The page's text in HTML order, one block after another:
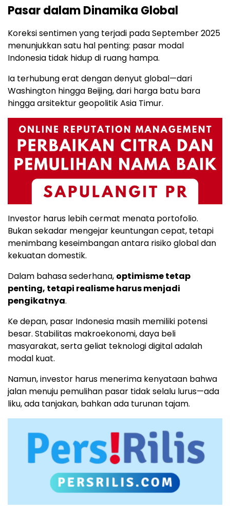
Pasar dalam Dinamika Global
Koreksi sentimen yang terjadi pada September 2025
menunjukkan satu hal penting: pasar modal
Indonesia tidak hidup di ruang hampa.
Ia terhubung erat dengan denyut global—dari
Washington hingga Beijing, dari harga batu bara
hingga arsitektur geopolitik Asia Timur.
Investor harus lebih cermat menata portofolio.
Bukan sekadar mengejar keuntungan cepat, tetapi
menimbang keseimbangan antara risiko global dan
kekuatan domestik.
Dalam bahasa sederhana, optimisme tetap
penting, tetapi realisme harus menjadi
pengikatnya.
Ke depan, pasar Indonesia masih memiliki potensi
besar. Stabilitas makroekonomi, daya beli
masyarakat, serta geliat teknologi digital adalah
modal kuat.
Namun, investor harus menerima kenyataan bahwa
jalan menuju pemulihan pasar tidak selalu lurus—ada
liku, ada tanjakan, bahkan ada turunan tajam.